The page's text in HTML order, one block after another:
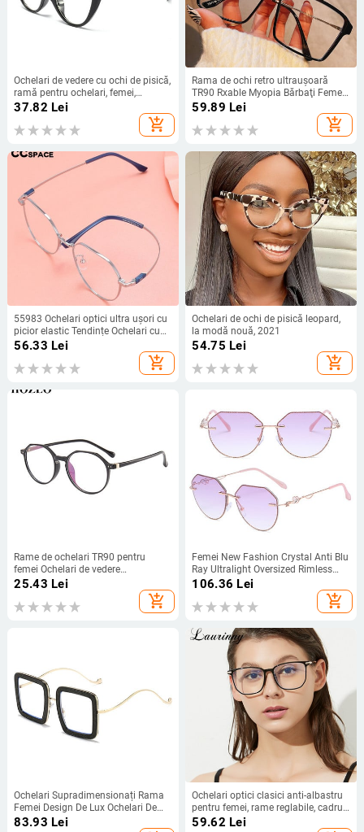
Ochelari de vedere cu ochi de pisică,
ramă pentru ochelari, femei,
computer, prescripție, optica pentru
femei, ochelari de epocă, lentile
transparente, ramă de ochelari
37.82 Lei
add_shopping_cart
Rama de ochi retro ultrauşoară
TR90 Rxable Myopia Bărbaţi Femei
Rame de ochelari de lux Oculari
decorativi cu lentile transparente
59.89 Lei
add_shopping_cart
55983 Ochelari optici ultra ușori cu
picior elastic Tendințe Ochelari cu
prescripție pentru birou femei
Ochelari cu prescripție Ochi de
pisică Ochelari de vedere pentru
56.33 Lei
add_shopping_cart
Ochelari de ochi de pisică leopard,
la modă nouă, 2021
54.75 Lei
add_shopping_cart
Rame de ochelari TR90 pentru
femei Ochelari de vedere
transparenți pentru femei, fete,
studenți, nituri, rame de ochelari
pentru miopie, ochelari de lectură
25.43 Lei
add_shopping_cart
Femei New Fashion Crystal Anti Blu
Ray Ultralight Oversized Rimless
Ochelari Rama Ochelari de vedere
106.36 Lei
add_shopping_cart
Ochelari Supradimensionați Rama
Femei Design De Lux Ochelari De
Cristal Moda Lentile Transparente
83.93 Lei
Ochelari optici clasici anti-albastru
pentru femei, rame reglabile, cadru
pentru ochelari, ochelari simpli,
59.62 Lei